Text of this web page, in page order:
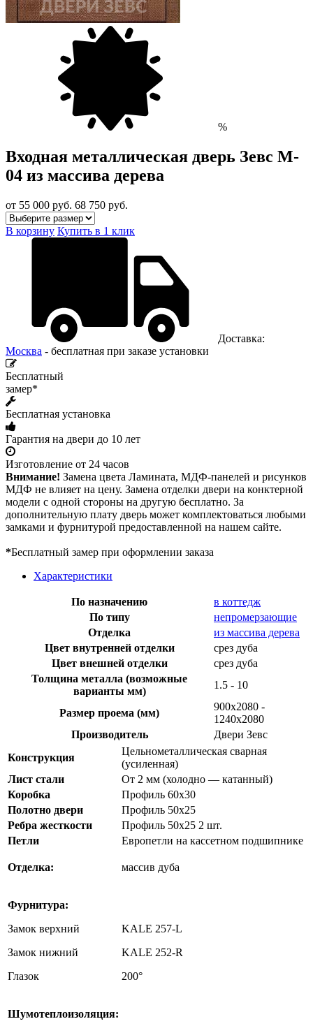
%
Входная металлическая дверь Зевс M-
04 из массива дерева
от 55 000 руб. 68 750 руб.
В корзину Купить в 1 клик
Доставка:
Москва - бесплатная при заказе установки
Бесплатный
замер*
Бесплатная установка
Гарантия на двери до 10 лет
Изготовление от 24 часов
Внимание! Замена цвета Ламината, МДФ-панелей и рисунков
МДФ не влияет на цену. Замена отделки двери на конктерной
модели с одной стороны на другую бесплатно. За
дополнительную плату дверь может комплектоваться любыми
замками и фурнитурой предоставленной на нашем сайте.
*Бесплатный замер при оформлении заказа
Характеристики
По назначению
в коттедж
По типу
непромерзающие
Отделка
из массива дерева
Цвет внутренней отделки
срез дуба
Цвет внешней отделки
срез дуба
Толщина металла (возможные
варианты мм)
1.5 - 10
Размер проема (мм)
900х2080 -
1240х2080
Производитель
Двери Зевс
Конструкция
Цельнометаллическая сварная
(усиленная)
Лист стали
От 2 мм (холодно — катанный)
Коробка
Профиль 60х30
Полотно двери
Профиль 50х25
Ребра жесткости
Профиль 50х25 2 шт.
Петли
Европетли на кассетном подшипнике
Отделка: массив дуба
Фурнитура:
Замок верхний
Замок нижний
Глазок
KALE 257-L
KALE 252-R
200°
Шумотеплоизоляция: